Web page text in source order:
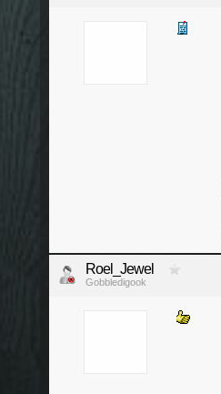
Roel_Jewel
Gobbledigook